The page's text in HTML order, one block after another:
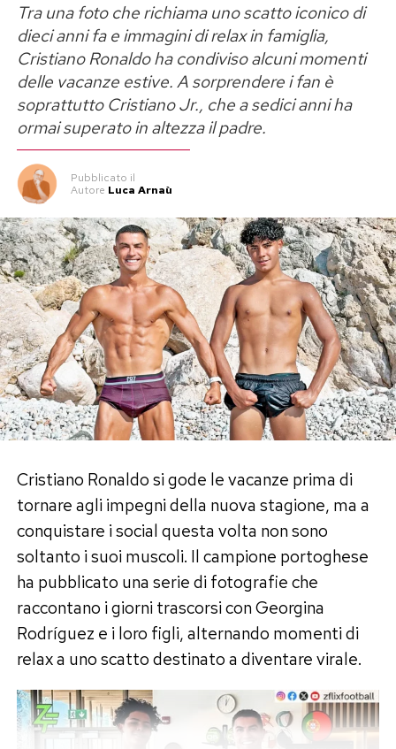
Tra una foto che richiama uno scatto iconico di
dieci anni fa e immagini di relax in famiglia,
Cristiano Ronaldo ha condiviso alcuni momenti
delle vacanze estive. A sorprendere i fan è
soprattutto Cristiano Jr., che a sedici anni ha
ormai superato in altezza il padre.
Pubblicato il
Autore Luca Arnaù
Cristiano Ronaldo si gode le vacanze prima di
tornare agli impegni della nuova stagione, ma a
conquistare i social questa volta non sono
soltanto i suoi muscoli. Il campione portoghese
ha pubblicato una serie di fotografie che
raccontano i giorni trascorsi con Georgina
Rodríguez e i loro figli, alternando momenti di
relax a uno scatto destinato a diventare virale.